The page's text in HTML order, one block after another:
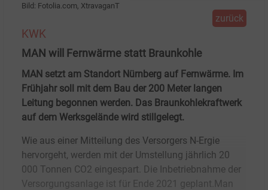
Bild: Fotolia.com, XtravaganT
zurück
KWK
MAN will Fernwärme statt Braunkohle
MAN setzt am Standort Nürnberg auf Fernwärme. Im
Frühjahr soll mit dem Bau der 200 Meter langen
Leitung begonnen werden. Das Braunkohlekraftwerk
auf dem Werksgelände wird stillgelegt.
Wie aus einer Mitteilung des Versorgers N-Ergie
hervorgeht, werden mit der Umstellung jährlich 20
000 Tonnen CO2 eingespart. Die Inbetriebnahme der
Versorgungsanlage ist für Ende 2021 geplant.Man